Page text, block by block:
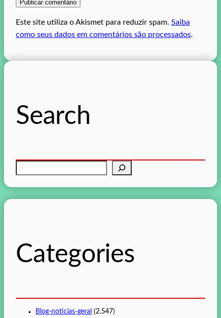
Este site utiliza o Akismet para reduzir spam. Saiba
como seus dados em comentários são processados.
Search
aCategories
Blog-noticias-geral (2.547)